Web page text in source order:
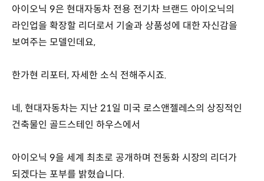
아이오닉 9은 현대자동차 전용 전기차 브랜드 아이오닉의
라인업을 확장할 리더로서 기술과 상품성에 대한 자신감을
보여주는 모델인데요,
한가현 리포터, 자세한 소식 전해주시죠.
네, 현대자동차는 지난 21일 미국 로스앤젤레스의 상징적인
건축물인 골드스테인 하우스에서
아이오닉 9을 세계 최초로 공개하며 전동화 시장의 리더가
되겠다는 포부를 밝혔습니다.